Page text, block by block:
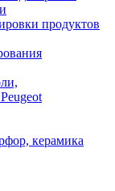
продуктов
керамика